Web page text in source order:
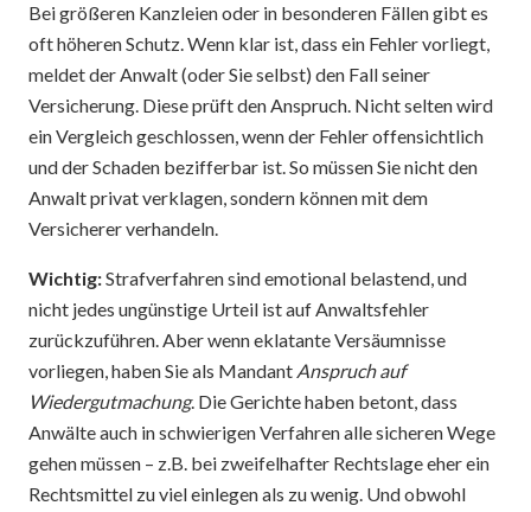
Bei größeren Kanzleien oder in besonderen Fällen gibt es
oft höheren Schutz. Wenn klar ist, dass ein Fehler vorliegt,
meldet der Anwalt (oder Sie selbst) den Fall seiner
Versicherung. Diese prüft den Anspruch. Nicht selten wird
ein Vergleich geschlossen, wenn der Fehler offensichtlich
und der Schaden bezifferbar ist. So müssen Sie nicht den
Anwalt privat verklagen, sondern können mit dem
Versicherer verhandeln.
Wichtig:Strafverfahren sind emotional belastend, und
nicht jedes ungünstige Urteil ist auf Anwaltsfehler
zurückzuführen. Aber wenn eklatante Versäumnisse
vorliegen, haben Sie als Mandant Anspruch auf
Wiedergutmachung. Die Gerichte haben betont, dass
Anwälte auch in schwierigen Verfahren alle sicheren Wege
gehen müssen – z.B. bei zweifelhafter Rechtslage eher ein
Rechtsmittel zu viel einlegen als zu wenig. Und obwohl